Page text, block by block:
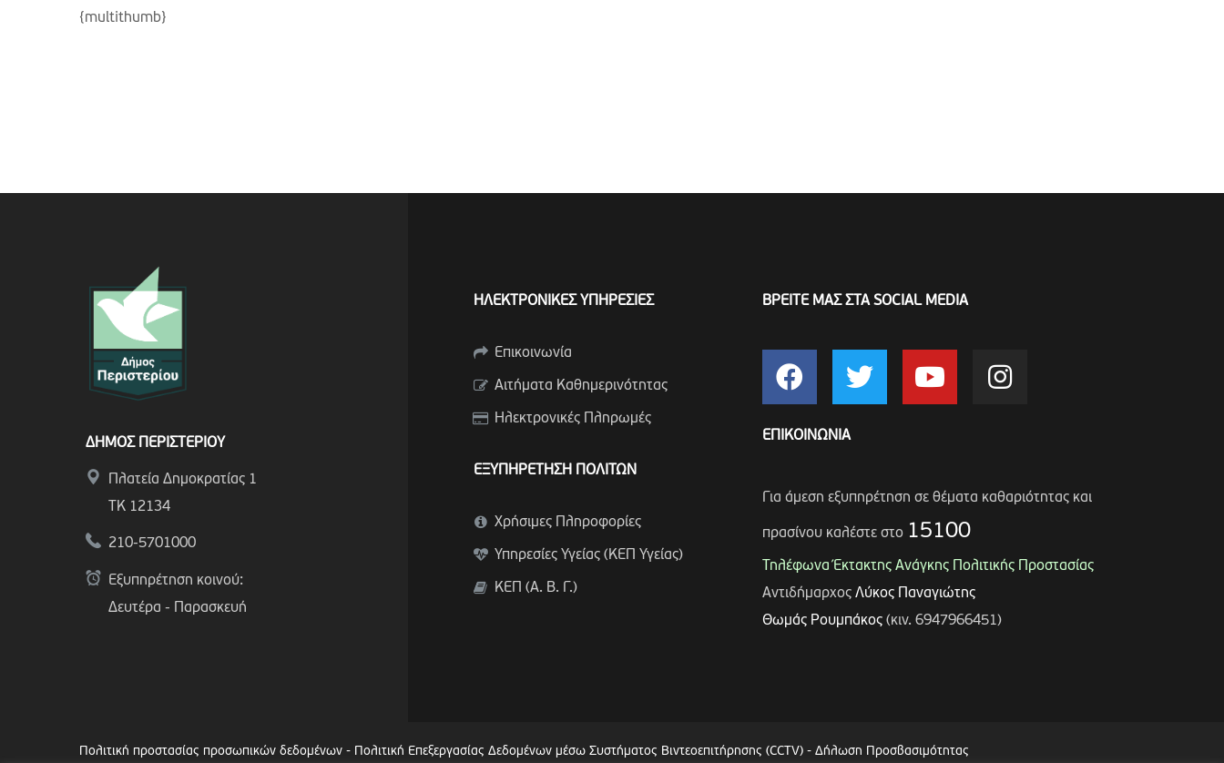
{multithumb}
ΔΗΜΟΣ ΠΕΡΙΣΤΕΡΙΟΥ
Πλατεία Δημοκρατίας 1
ΤΚ 12134
210-5701000
Εξυπηρέτηση κοινού:
Δευτέρα - Παρασκευή
ΗΛΕΚΤΡΟΝΙΚΕΣ ΥΠΗΡΕΣΙΕΣ
Επικοινωνία
Αιτήματα Καθημερινότητας
Ηλεκτρονικές Πληρωμές
ΕΞΥΠΗΡΕΤΗΣΗ ΠΟΛΙΤΩΝ
Χρήσιμες Πληροφορίες
Υπηρεσίες Υγείας (ΚΕΠ Υγείας)
ΚΕΠ (Α. Β. Γ.)
ΒΡΕΙΤΕ ΜΑΣ ΣΤΑ SOCIAL MEDIA
ΕΠΙΚΟΙΝΩΝΙΑ
Για άμεση εξυπηρέτηση σε θέματα καθαριότητας και
πρασίνου καλέστε στο 15100
Τηλέφωνα Έκτακτης Ανάγκης Πολιτικής Προστασίας
Αντιδήμαρχος Λύκος Παναγιώτης
Θωμάς Ρουμπάκος(κιν. 6947966451)
Πολιτική προστασίας προσωπικών δεδομένων - Πολιτική Επεξεργασίας Δεδομένων μέσω Συστήματος Βιντεοεπιτήρησης (CCTV) - Δήλωση Προσβασιμότητας